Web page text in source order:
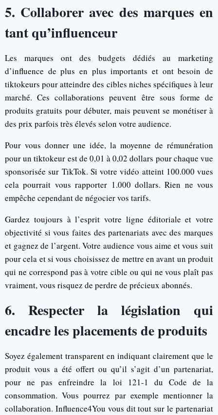
5. Collaborer avec des marques en
tant qu’influenceur
Les marques ont des budgets dédiés au marketing
d’influence de plus en plus importants et ont besoin de
tiktokeurs pour atteindre des cibles niches spécifiques à leur
marché. Ces collaborations peuvent être sous forme de
produits gratuits pour débuter, mais peuvent se monétiser à
des prix parfois très élevés selon votre audience.
Pour vous donner une idée, la moyenne de rémunération
pour un tiktokeur est de 0,01 à 0,02 dollars pour chaque vue
sponsorisée sur TikTok. Si votre vidéo atteint 100.000 vues
cela pourrait vous rapporter 1.000 dollars. Rien ne vous
empêche cependant de négocier vos tarifs.
Gardez toujours à l’esprit votre ligne éditoriale et votre
objectivité si vous faites des partenariats avec des marques
et gagnez de l’argent. Votre audience vous aime et vous suit
pour cela et si vous choisissez de mettre en avant un produit
qui ne correspond pas à votre cible ou qui ne vous plaît pas
vraiment, vous risquez de perdre de précieux abonnés.
6. Respecter la législation qui
encadre les placements de produits
Soyez également transparent en indiquant clairement que le
produit vous a été offert ou qu’il s’agit d’un partenariat,
pour ne pas enfreindre la loi 121-1 du Code de la
consommation. Vous pourrez par exemple mentionner la
collaboration. Influence4You vous dit tout sur le partenariat